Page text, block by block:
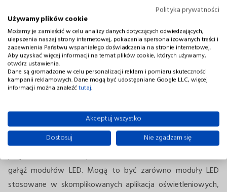
gamę CCT (od 1800K do 6500K) i CRI (do 98), a także pełne
spektrum kolorów i długości fal od podczerwieni, poprzez
czerwień, zieleń i błękit, aż po UV-C. Oczywiście każdy
moduł może być kompatybilny z dowolną optyką dostępną
na rynku.
W przypadku modułów LED stosowanych do oświetlenia
dostosowane do potrzeb klienta. W przypadku
projektowania rozwiązań kompatybilnych z mechaniką
klienta ogranicza nas tylko wyobraźnia oraz założenia
projektowe stawiane przez klienta. Jest to bardzo szeroka
gałąź modułów LED. Mogą to być zarówno moduły LED
stosowane w skomplikowanych aplikacja oświetleniowych,
Polityka prywatności
Używamy plików cookie
Możemy je zamieścić w celu analizy danych dotyczących odwiedzających,
ulepszenia naszej strony internetowej, pokazania spersonalizowanych treści i
zapewnienia Państwu wspaniałego doświadczenia na stronie internetowej.
Aby uzyskać więcej informacji na temat plików cookie, których używamy,
otwórz ustawienia.
Dane są gromadzone w celu personalizacji reklam i pomiaru skuteczności
kampanii reklamowych. Dane mogą być udostępniane Google LLC, więcej
informacji można znaleźć tutaj.
Akceptuj wszystko
Dostosuj
Nie zgadzam się